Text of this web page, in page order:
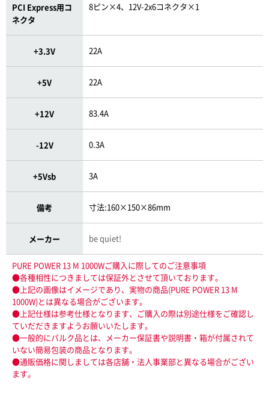
PCI Express用コ
ネクタ
8ピン×4、12V-2x6コネクタ×1
+3.3V 22A
+5V 22A
+12V 83.4A
-12V 0.3A
+5Vsb 3A
備考 寸法:160×150×86mm
メーカー be quiet!
PURE POWER 13 M 1000Wご購入に際してのご注意事項
●各種相性につきましては保証外とさせて頂いております。
●上記の画像はイメージであり、実物の商品(PURE POWER 13 M
1000W)とは異なる場合がございます。
●上記仕様は参考仕様となります、ご購入の際は別途仕様をご確認し
ていだだきますようお願いいたします。
●一般的にバルク品とは、メーカー保証書や説明書・箱が付属されて
いない簡易包装の商品となります。
●通販価格に関しましては各店舗・法人事業部と異なる場合がござい
ます。